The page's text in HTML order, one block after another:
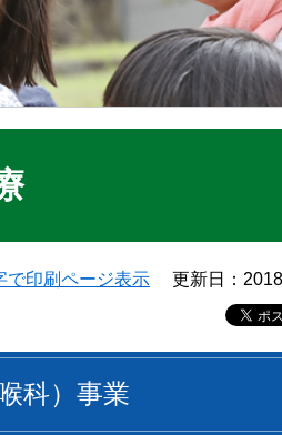
で印刷ページ表示 更新日：
科）事業